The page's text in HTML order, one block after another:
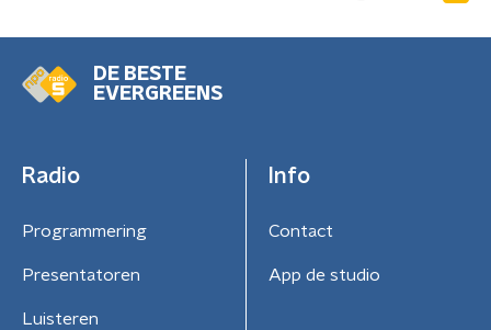
DE BESTE
EVERGREENS
Radio
Programmering
Presentatoren
Luisteren
Info
Contact
App de studio